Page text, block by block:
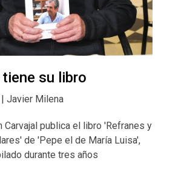
tiene su libro
Javier Milena
Carvajal publica el libro 'Refranes y
de 'Pepe el de María Luisa',
durante tres años